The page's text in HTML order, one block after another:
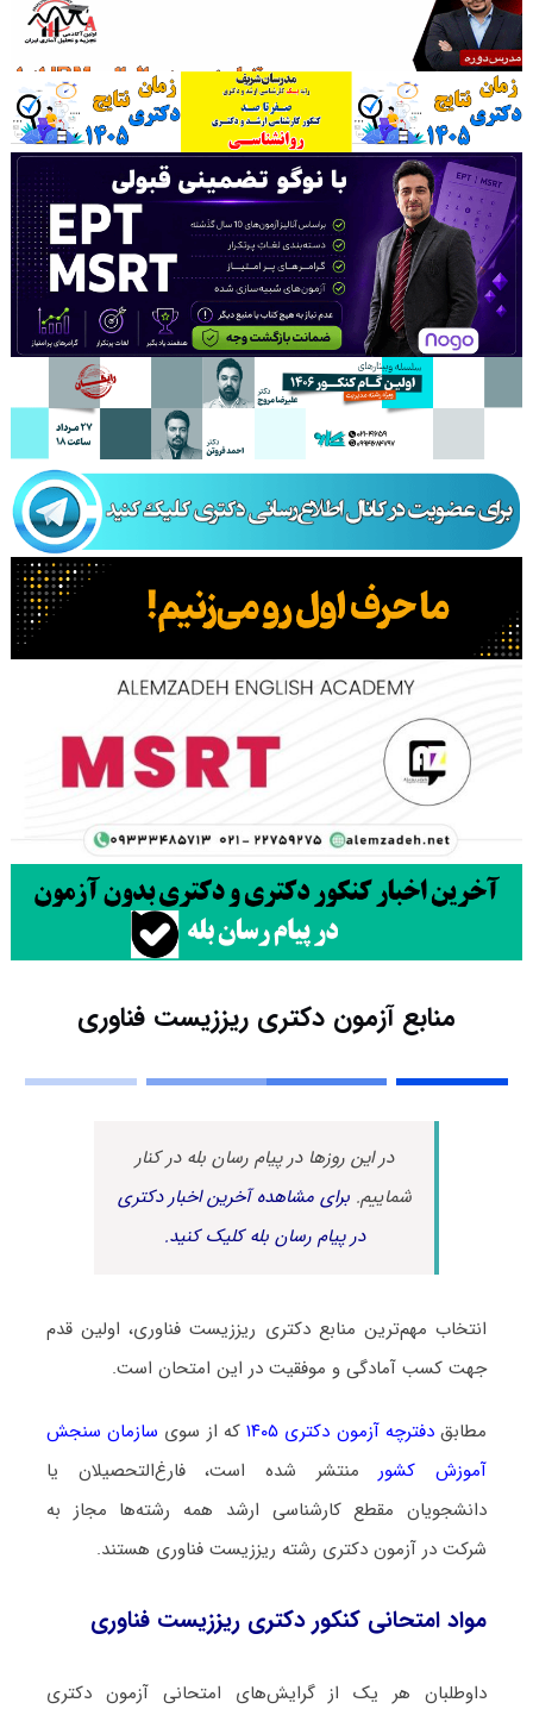
منابع آزمون دکتری ریززیست فناوری
در این روزها در پیام رسان بله در کنار
شماییم.برای مشاهده آخرین اخبار دکتری
در پیام رسان بله کلیک کنید.
انتخاب مهم‌ترین منابع دکتری ریززیست فناوری، اولین قدم
جهت کسب آمادگی و موفقیت در این امتحان است.
مطابقدفترچه آزمون دکتری ۱۴۰۵ که از سوی سازمان سنجش
آموزش کشور
منتشر شده است، فارغ‌التحصیلان یا
دانشجویان مقطع کارشناسی ارشد همه رشته‌ها مجاز به
شرکت در آزمون دکتری رشته ریززیست فناوری هستند.
مواد امتحانی کنکور دکتری ریززیست فناوری
داوطلبان هر یک از گرایش‌های امتحانی آزمون دکتری